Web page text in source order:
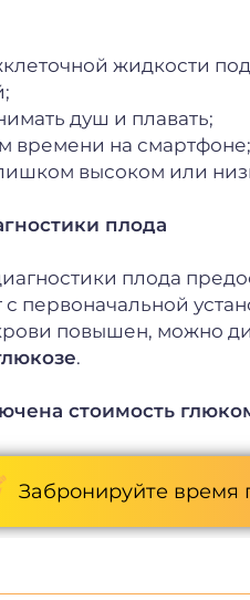
жидкости
душ и плавать;
времени на смартфоне;
высоком или
плода
плода
первоначальной
повышен, можно
.
стоимость
Забронируйте время